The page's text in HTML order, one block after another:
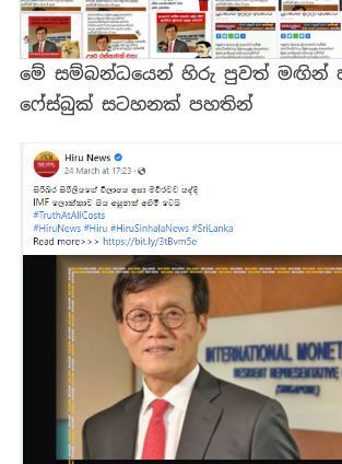
මේ සම්බන්ධයෙන් හිරු පුවත් මඟින්
ෆේස්බුක් සටහනක් පහතින්